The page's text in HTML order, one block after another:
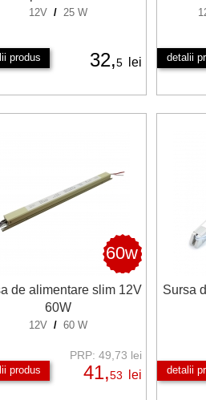
12V / 25 W
produs 32,5 lei detalii
60w
de alimentare slim 12V
60W
12V / 60 W
produs
PRP: 49,73 lei
41,53 lei
Sursa
detalii